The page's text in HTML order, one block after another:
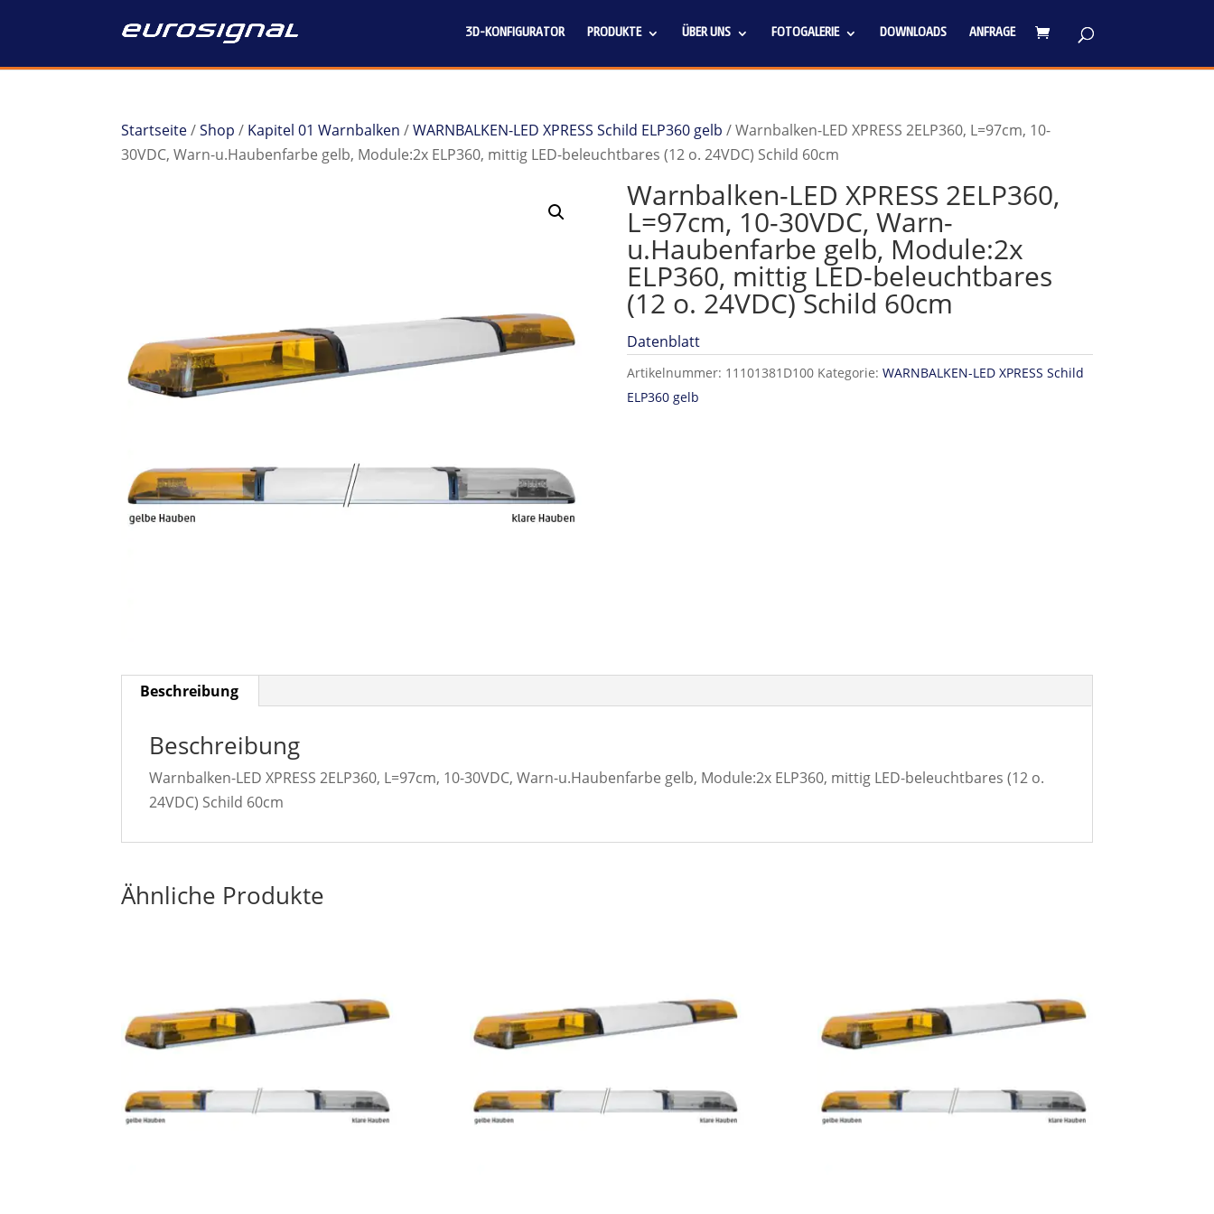
3D-KONFIGURATOR PRODUKTE ÜBER UNS FOTOGALERIE DOWNLOADS ANFRAGE
Startseite/Shop / Kapitel 01 Warnbalken /WARNBALKEN-LED XPRESS Schild ELP360 gelb / Warnbalken-LED XPRESS 2ELP360, L=97cm, 10-
30VDC, Warn-u.Haubenfarbe gelb, Module:2x ELP360, mittig LED-beleuchtbares (12 o. 24VDC) Schild 60cm
Warnbalken-LED XPRESS 2ELP360,
L=97cm, 10-30VDC, Warn-
u.Haubenfarbe gelb, Module:2x
ELP360, mittig LED-beleuchtbares
(12 o. 24VDC) Schild 60cm
Datenblatt
Artikelnummer: 11101381D100 Kategorie: WARNBALKEN-LED XPRESS Schild
ELP360 gelb
Beschreibung
Beschreibung
Warnbalken-LED XPRESS 2ELP360, L=97cm, 10-30VDC, Warn-u.Haubenfarbe gelb, Module:2x ELP360, mittig LED-beleuchtbares (12 o.
24VDC) Schild 60cm
Ähnliche Produkte